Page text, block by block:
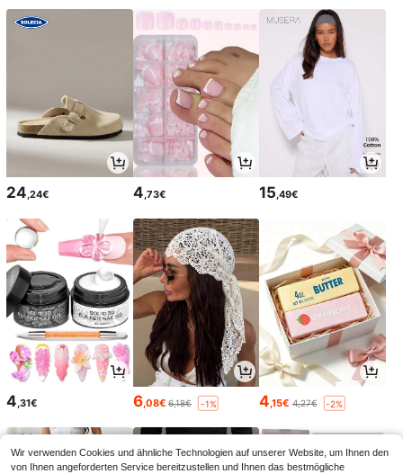
24 ,24€ 4 ,73€ 15 ,49€
4 ,31€ 6,08€ 6,18€ -1% 4 ,15€ 4,27€ -2%
Wir verwenden Cookies und ähnliche Technologien auf unserer Website, um Ihnen den
von Ihnen angeforderten Service bereitzustellen und Ihnen das bestmögliche